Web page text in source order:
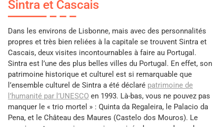
Sintra et Cascais
Dans les environs de Lisbonne, mais avec des personnalités
propres et très bien reliées à la capitale se trouvent Sintra et
Cascais, deux visites incontournables à faire au Portugal.
Sintra est l’une des plus belles villes du Portugal. En effet, son
patrimoine historique et culturel est si remarquable que
l’ensemble culturel de Sintra a été déclaré patrimoine de
l’humanité par l’UNESCO en 1993. Là-bas, vous ne pouvez pas
manquer le « trio mortel » : Quinta da Regaleira, le Palacio da
Pena, et le Château des Maures (Castelo dos Mouros). Le